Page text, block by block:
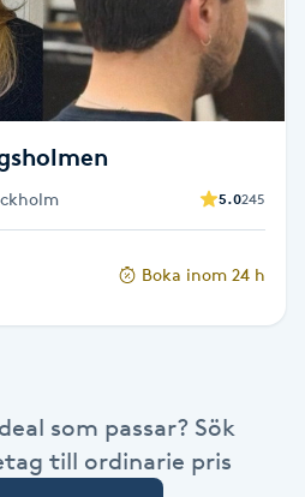
5.0245
Boka inom 24 h
som passar? Sök
till ordinarie pris